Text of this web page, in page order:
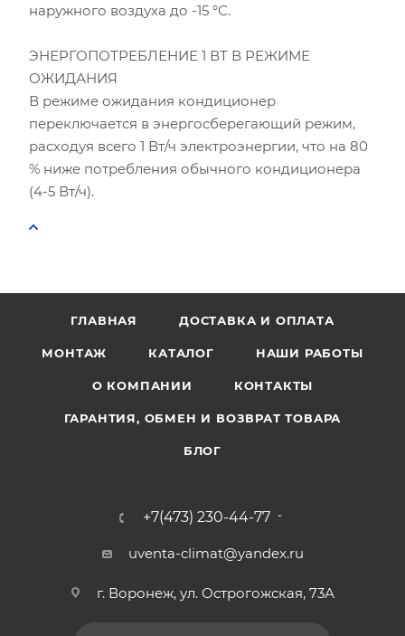
наружного воздуха до -15 °С.
ЭНЕРГОПОТРЕБЛЕНИЕ 1 ВТ В РЕЖИМЕ
ОЖИДАНИЯ
В режиме ожидания кондиционер
переключается в энергосберегающий режим,
расходуя всего 1 Вт/ч электроэнергии, что на 80
% ниже потребления обычного кондиционера
(4-5 Вт/ч).
ГЛАВНАЯ ДОСТАВКА И ОПЛАТА
МОНТАЖ КАТАЛОГ НАШИ РАБОТЫ
О КОМПАНИИ КОНТАКТЫ
ГАРАНТИЯ, ОБМЕН И ВОЗВРАТ ТОВАРА
БЛОГ
+7(473) 230-44-77
uventa-climat@yandex.ru
г. Воронеж, ул. Острогожская, 73А